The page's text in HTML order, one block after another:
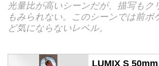
光量比が高いシーンだが、描写もク
もみられない。このシーンでは前ボ
ど気にならないレベル。
LUMIX S